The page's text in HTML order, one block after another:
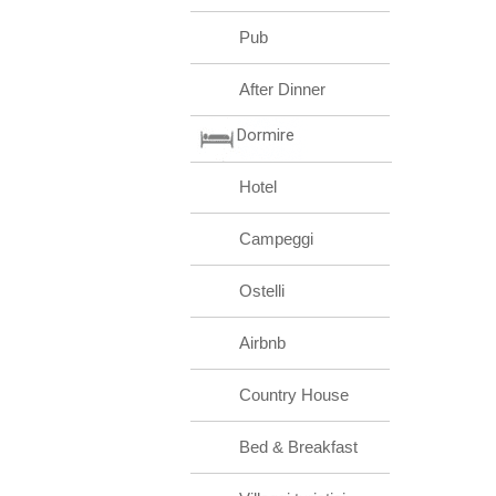
Pub
After Dinner
Dormire
Hotel
Campeggi
Ostelli
Airbnb
Country House
Bed & Breakfast